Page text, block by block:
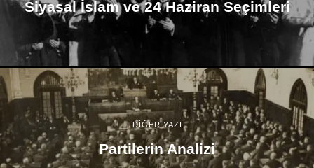
Siyasal İslam ve 24 Haziran Seçimleri
DİĞER YAZI
Partilerin Analizi